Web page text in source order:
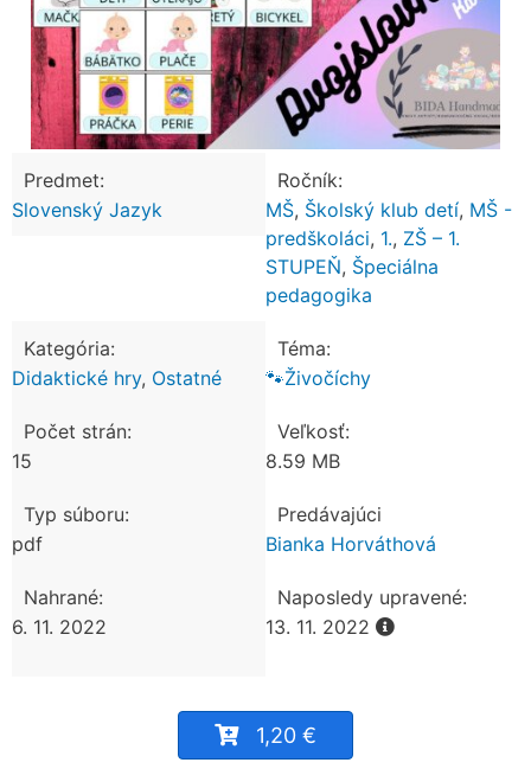
Predmet:
Slovenský Jazyk
Ročník:
MŠ, Školský klub detí, MŠ -
predškoláci, 1., ZŠ – 1.
STUPEŇ, Špeciálna
pedagogika
Kategória:
Didaktické hry, Ostatné
Téma:
🐾Živočíchy
Počet strán:
15
Veľkosť:
8.59 MB
Typ súboru:
pdf
Predávajúci
Bianka Horváthová
Nahrané:
6. 11. 2022
Naposledy upravené:
13. 11. 2022
1,20 €